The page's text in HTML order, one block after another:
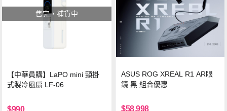
售完，補貨中
【中華員購】LaPO mini 頸掛
式製冷風扇 LF-06
$990
ASUS ROG XREAL R1 AR眼
鏡 黑 組合優惠
$58,998